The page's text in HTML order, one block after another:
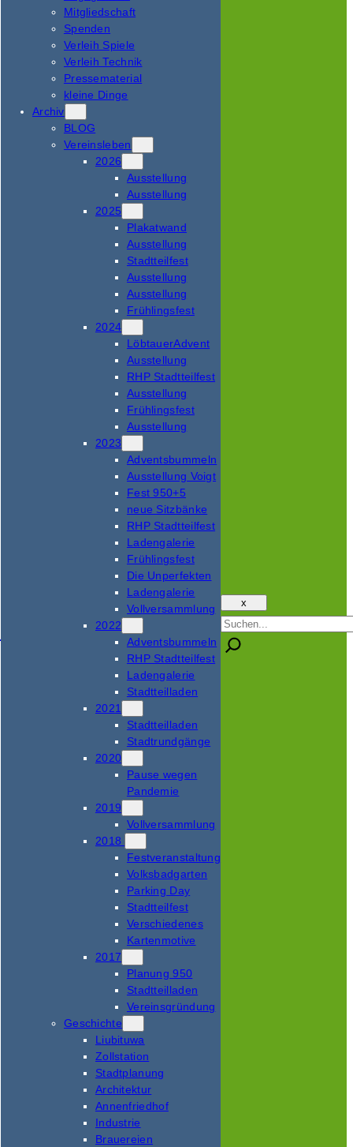
Mitgliedschaft
Spenden
Verleih Spiele
Verleih Technik
Pressematerial
kleine Dinge
Archiv
BLOG
Vereinsleben
2026
Ausstellung
Ausstellung
2025
Plakatwand
Ausstellung
Stadtteilfest
Ausstellung
Ausstellung
Frühlingsfest
2024
LöbtauerAdvent
Ausstellung
RHP Stadtteilfest
Ausstellung
Frühlingsfest
Ausstellung
2023
Adventsbummeln
Ausstellung Voigt
Fest 950+5
neue Sitzbänke
RHP Stadtteilfest
Ladengalerie
Frühlingsfest
Die Unperfekten
Ladengalerie
Vollversammlung
2022
Adventsbummeln
RHP Stadtteilfest
Ladengalerie
Stadtteilladen
2021
Stadtteilladen
Stadtrundgänge
2020
Pause wegen
Pandemie
2019
Vollversammlung
2018
Festveranstaltung
Volksbadgarten
Parking Day
Stadtteilfest
Verschiedenes
Kartenmotive
2017
Planung 950
Stadtteilladen
Vereinsgründung
Geschichte
Liubituwa
Zollstation
Stadtplanung
Architektur
Annenfriedhof
Industrie
Brauereien
x
Suchen